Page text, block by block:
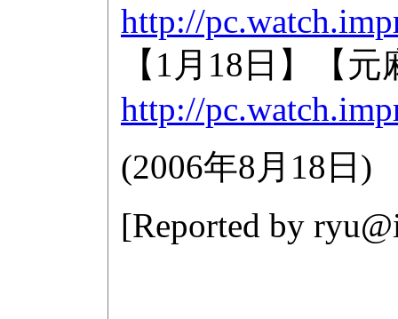
http://
【1月18日】【
http://
(2006年8月18日 )
[Reported by